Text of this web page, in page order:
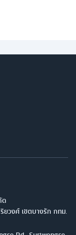
ด
ยวงศ์ เขตบางรัก กทม.